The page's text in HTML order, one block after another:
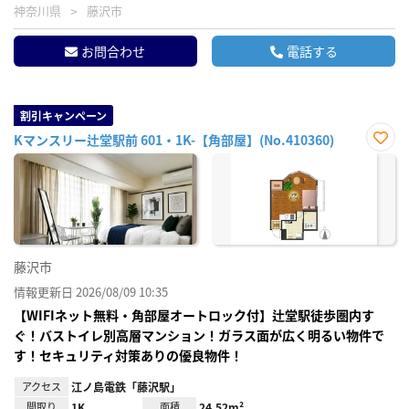
神奈川県 藤沢市
お問合わせ 電話する
割引キャンペーン
Kマンスリー辻堂駅前 601・1K-【角部屋】(No.410360)
お気
藤沢市
情報更新日 2026/08/09 10:35
【WIFIネット無料・角部屋オートロック付】辻堂駅徒歩圏内す
ぐ！バストイレ別高層マンション！ガラス面が広く明るい物件で
す！セキュリティ対策ありの優良物件！
アクセス 江ノ島電鉄「藤沢駅」